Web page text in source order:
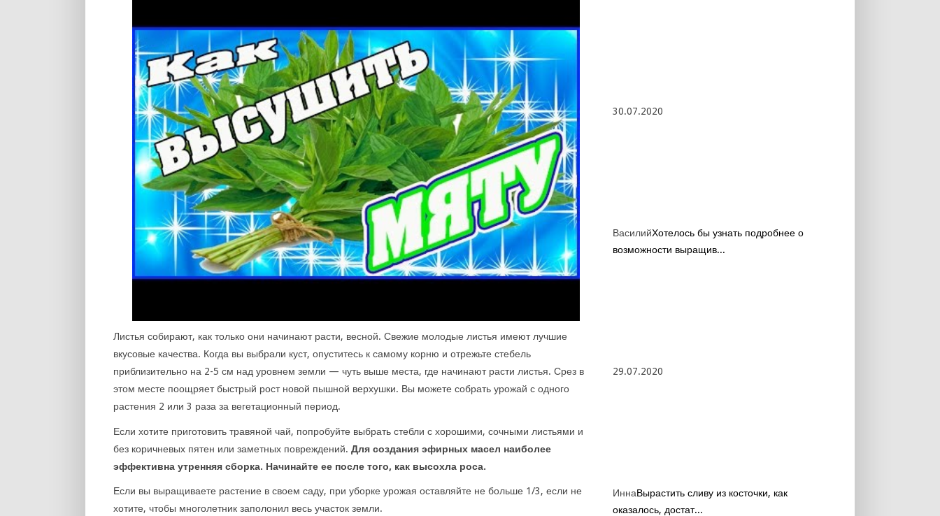
Листья собирают, как только они начинают расти, весной. Свежие молодые листья имеют лучшие
вкусовые качества. Когда вы выбрали куст, опуститесь к самому корню и отрежьте стебель
приблизительно на 2-5 см над уровнем земли — чуть выше места, где начинают расти листья. Срез в
этом месте поощряет быстрый рост новой пышной верхушки. Вы можете собрать урожай с одного
растения 2 или 3 раза за вегетационный период.
Если хотите приготовить травяной чай, попробуйте выбрать стебли с хорошими, сочными листьями и
без коричневых пятен или заметных повреждений. Для создания эфирных масел наиболее
эффективна утренняя сборка. Начинайте ее после того, как высохла роса.
Если вы выращиваете растение в своем саду, при уборке урожая оставляйте не больше 1/3, если не
хотите, чтобы многолетник заполонил весь участок земли.
30.07.2020
ВасилийХотелось бы узнать подробнее о
возможности выращив...
29.07.2020
ИннаВырастить сливу из косточки, как
оказалось, достат...